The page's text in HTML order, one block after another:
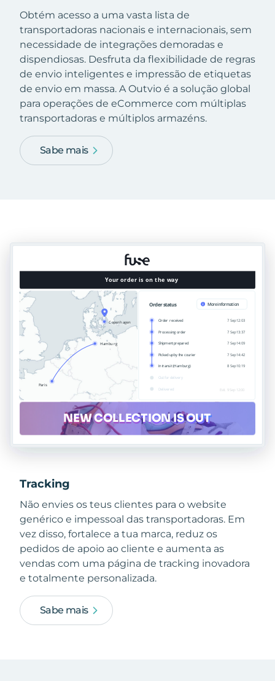
Obtém acesso a uma vasta lista de
transportadoras nacionais e internacionais, sem
necessidade de integrações demoradas e
dispendiosas. Desfruta da flexibilidade de regras
de envio inteligentes e impressão de etiquetas
de envio em massa. A Outvio é a solução global
para operações de eCommerce com múltiplas
transportadoras e múltiplos armazéns.
Sabe mais
Tracking
Não envies os teus clientes para o website
genérico e impessoal das transportadoras. Em
vez disso, fortalece a tua marca, reduz os
pedidos de apoio ao cliente e aumenta as
vendas com uma página de tracking inovadora
e totalmente personalizada.
Sabe mais